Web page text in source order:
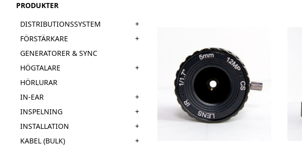
PRODUKTER
DISTRIBUTIONSSYSTEM
+
FÖRSTÄRKARE
+
GENERATORER & SYNC
HÖGTALARE
+
HÖRLURAR
IN-EAR
+
INSPELNING
+
INSTALLATION
+
KABEL (BULK)
+